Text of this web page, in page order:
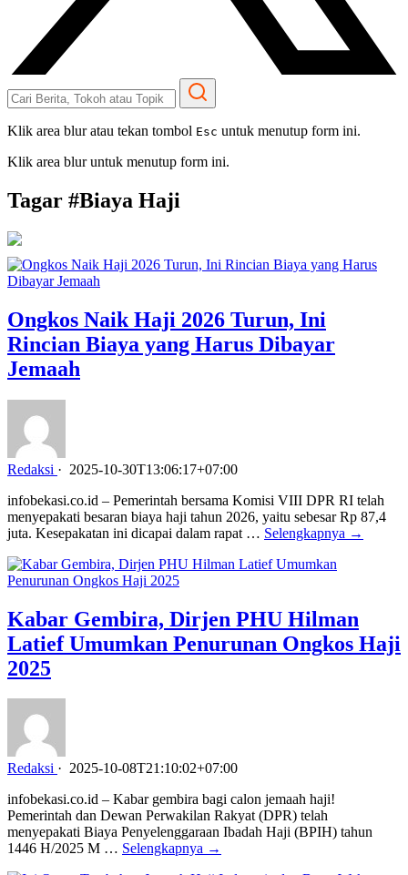
Klik area blur atau tekan tombol Esc untuk menutup form ini.
Klik area blur untuk menutup form ini.
Tagar #Biaya Haji
Ongkos Naik Haji 2026 Turun, Ini
Rincian Biaya yang Harus Dibayar
Jemaah
Redaksi · 2025-10-30T13:06:17+07:00
infobekasi.co.id – Pemerintah bersama Komisi VIII DPR RI telah
menyepakati besaran biaya haji tahun 2026, yaitu sebesar Rp 87,4
juta. Kesepakatan ini dicapai dalam rapat … Selengkapnya →
Kabar Gembira, Dirjen PHU Hilman
Latief Umumkan Penurunan Ongkos Haji
2025
Redaksi · 2025-10-08T21:10:02+07:00
infobekasi.co.id – Kabar gembira bagi calon jemaah haji!
Pemerintah dan Dewan Perwakilan Rakyat (DPR) telah
menyepakati Biaya Penyelenggaraan Ibadah Haji (BPIH) tahun
1446 H/2025 M … Selengkapnya →